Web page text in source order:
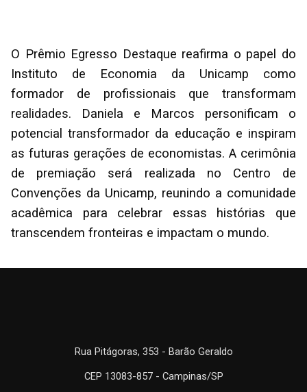
O Prêmio Egresso Destaque reafirma o papel do
Instituto de Economia da Unicamp como
formador de profissionais que transformam
realidades. Daniela e Marcos personificam o
potencial transformador da educação e inspiram
as futuras gerações de economistas. A cerimônia
de premiação será realizada no Centro de
Convenções da Unicamp, reunindo a comunidade
acadêmica para celebrar essas histórias que
transcendem fronteiras e impactam o mundo.
Rua Pitágoras, 353 - Barão Geraldo
CEP 13083-857 - Campinas/SP